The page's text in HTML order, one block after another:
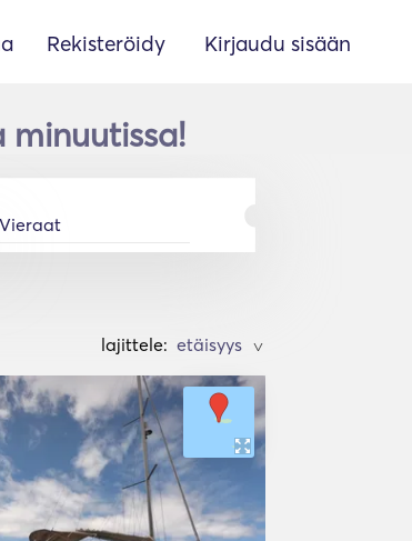
Rekisteröidy Kirjaudu sisään
minuutissa!
Vieraat
lajittele: >